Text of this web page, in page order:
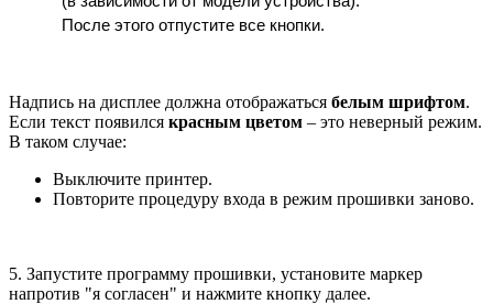
После этого отпустите все кнопки.
Надпись на дисплее должна отображаться белым шрифтом.
Если текст появился красным цветом – это неверный режим.
В таком случае:
Выключите принтер.
Повторите процедуру входа в режим прошивки заново.
5. Запустите программу прошивки, установите маркер
напротив "я согласен" и нажмите кнопку далее.